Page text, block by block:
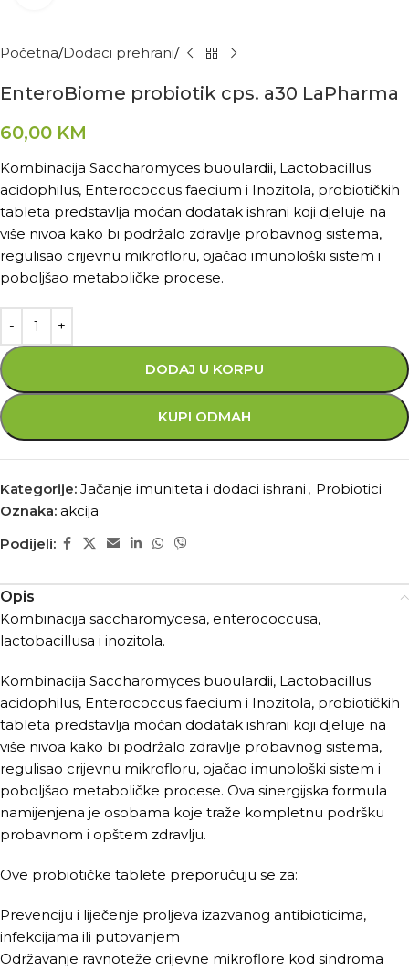
Početna Dodaci prehrani
EnteroBiome probiotik cps. a30 LaPharma
60,00 KM
Kombinacija Saccharomyces buoulardii, Lactobacillus
acidophilus, Enterococcus faecium i Inozitola, probiotičkih
tableta predstavlja moćan dodatak ishrani koji djeluje na
više nivoa kako bi podržalo zdravlje probavnog sistema,
regulisao crijevnu mikrofloru, ojačao imunološki sistem i
poboljšao metaboličke procese.
DODAJ U KORPU
KUPI ODMAH
Kategorije: Jačanje imuniteta i dodaci ishrani , Probiotici
Oznaka: akcija
Podijeli:
Opis
Kombinacija saccharomycesa, enterococcusa,
lactobacillusa i inozitola.
Kombinacija Saccharomyces buoulardii, Lactobacillus
acidophilus, Enterococcus faecium i Inozitola, probiotičkih
tableta predstavlja moćan dodatak ishrani koji djeluje na
više nivoa kako bi podržalo zdravlje probavnog sistema,
regulisao crijevnu mikrofloru, ojačao imunološki sistem i
poboljšao metaboličke procese. Ova sinergijska formula
namijenjena je osobama koje traže kompletnu podršku
probavnom i opštem zdravlju.
Ove probiotičke tablete preporučuju se za:
Prevenciju i liječenje proljeva izazvanog antibioticima,
infekcijama ili putovanjem
Održavanje ravnoteže crijevne mikroflore kod sindroma